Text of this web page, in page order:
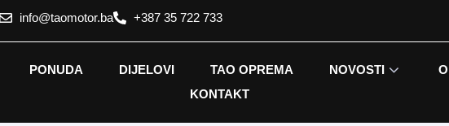
info@taomotor.ba +387 35 722 733
PONUDA DIJELOVI TAO OPREMA NOVOSTI
KONTAKT